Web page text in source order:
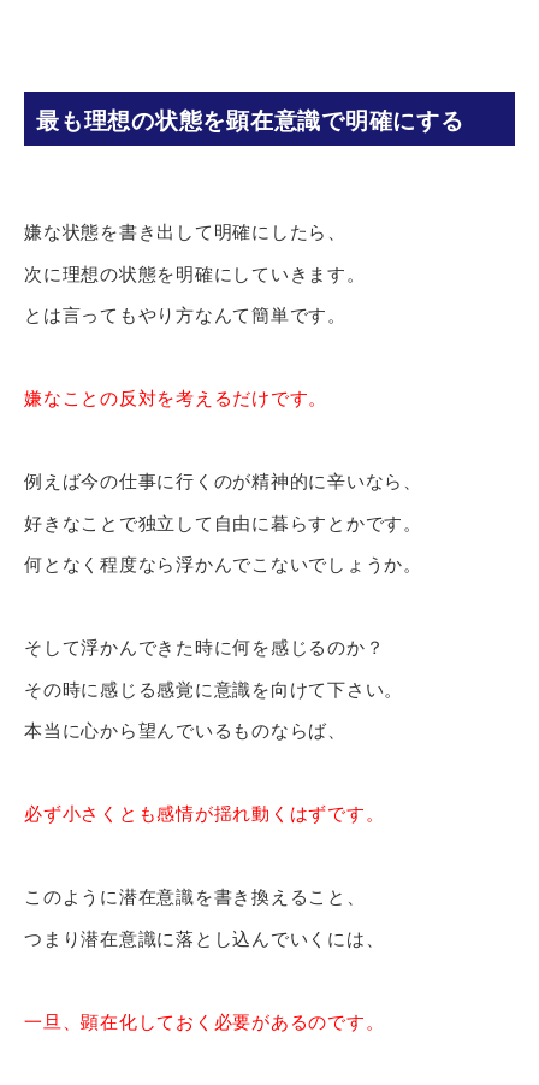
最も理想の状態を顕在意識で明確にする
嫌な状態を書き出して明確にしたら、
次に理想の状態を明確にしていきます。
とは言ってもやり方なんて簡単です。
嫌なことの反対を考えるだけです。
例えば今の仕事に行くのが精神的に辛いなら、
好きなことで独立して自由に暮らすとかです。
何となく程度なら浮かんでこないでしょうか。
そして浮かんできた時に何を感じるのか？
その時に感じる感覚に意識を向けて下さい。
本当に心から望んでいるものならば、
必ず小さくとも感情が揺れ動くはずです。
このように潜在意識を書き換えること、
つまり潜在意識に落とし込んでいくには、
一旦、顕在化しておく必要があるのです。